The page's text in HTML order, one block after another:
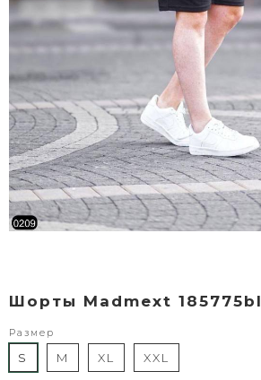
Шорты Madmext 185775bl
Размер
S M XL XXL